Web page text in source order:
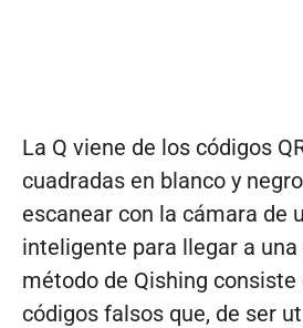
La Q viene de los códigos
cuadradas en blanco y
escanear con la cámara de
inteligente para llegar a una
método de Qishing consiste
códigos falsos que, de ser